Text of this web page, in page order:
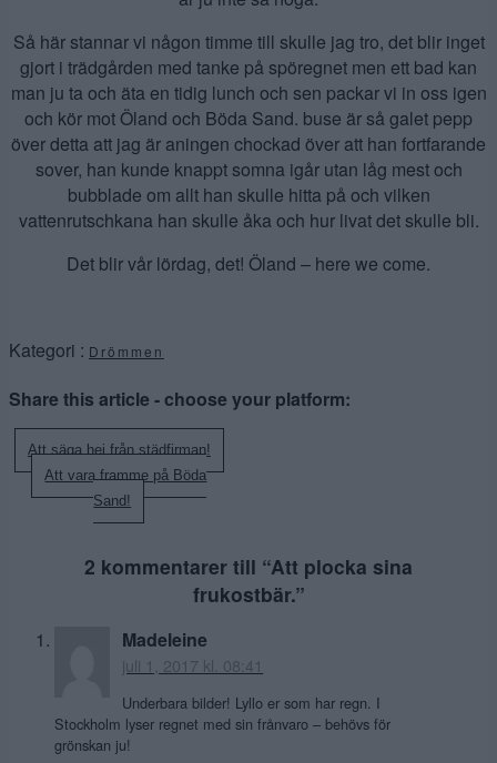
Så här stannar vi någon timme till skulle jag tro, det blir inget
gjort i trädgården med tanke på spöregnet men ett bad kan
man ju ta och äta en tidig lunch och sen packar vi in oss igen
och kör mot Öland och Böda Sand. buse är så galet pepp
över detta att jag är aningen chockad över att han fortfarande
sover, han kunde knappt somna igår utan låg mest och
bubblade om allt han skulle hitta på och vilken
vattenrutschkana han skulle åka och hur livat det skulle bli.
Det blir vår lördag, det! Öland – here we come.
Kategori : Drömmen
Share this article - choose your platform:
Inläggsnavigering
Att säga hej från städfirman!
Att vara framme på Böda
Sand!
2 kommentarer till “Att plocka sina
frukostbär.”
Madeleine
juli 1, 2017 kl. 08:41
Underbara bilder! Lyllo er som har regn. I
Stockholm lyser regnet med sin frånvaro – behövs för
grönskan ju!